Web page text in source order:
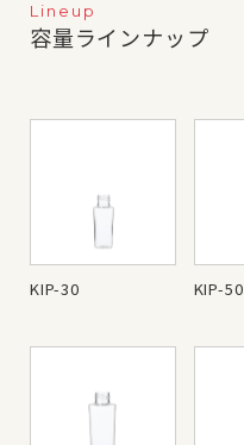
Lineup
容量ラインナップ
KIP-30 KIP-50